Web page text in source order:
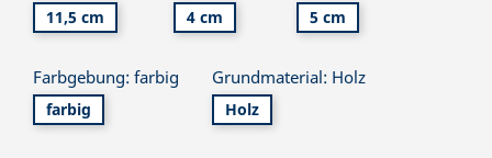
11,5 cm 4 cm 5 cm
Farbgebung: farbig
farbig
Grundmaterial: Holz
Holz